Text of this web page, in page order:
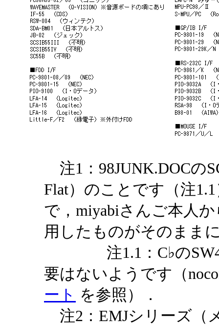
注1：98JUNK.DOCの
Flat）のことです（注
で，miyabiさんご本人
用したものがそのまま
注1.1：C♭のSW4は
要はないようです（
ート を参照）．
注2：EMJシリーズ（